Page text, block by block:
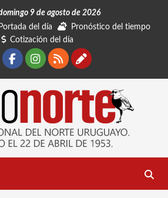
9 de agosto de 2026
Portada del día
Pronóstico del tiempo
Cotización del día
Facebook
Instagram
RSSContáctanos